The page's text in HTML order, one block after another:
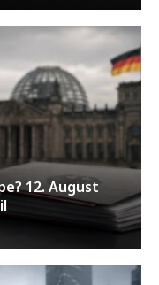
12. August